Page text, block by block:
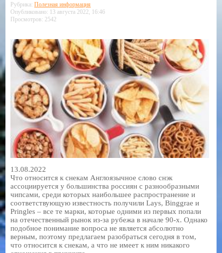
Рубрика:Полезная информация
Опубликовано: 13 августа 2022, 16:46
Просмотров: 2542
13.08.2022
Что относится к снекам Англоязычное слово снэк
ассоциируется у большинства россиян с разнообразными
чипсами, среди которых наибольшее распространение и
соответствующую известность получили Lays, Binggrae и
Pringles – все те марки, которые одними из первых попали
на отечественный рынок из-за рубежа в начале 90-х. Однако
подобное понимание вопроса не является абсолютно
верным, поэтому предлагаем разобраться сегодня в том,
что относится к снекам, а что не имеет к ним никакого